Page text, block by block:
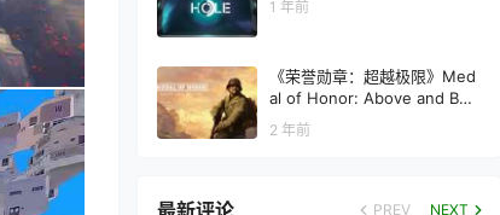
1 年前
《荣誉勋章：超越极限》Med
al of Honor: Above and Bey
ond
2 年前
最新评论 PREV NEXT